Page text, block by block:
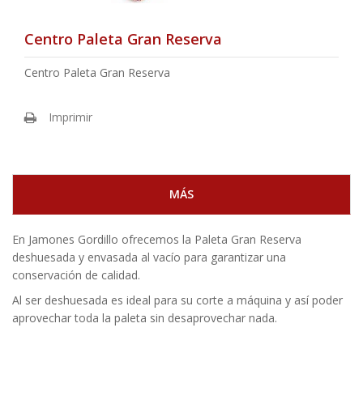
Centro Paleta Gran Reserva
Centro Paleta Gran Reserva
Imprimir
MÁS
En Jamones Gordillo ofrecemos la Paleta Gran Reserva
deshuesada y envasada al vacío para garantizar una
conservación de calidad.
Al ser deshuesada es ideal para su corte a máquina y así poder
aprovechar toda la paleta sin desaprovechar nada.